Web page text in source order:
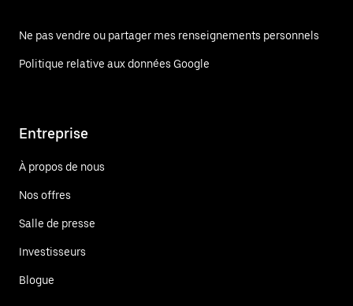
Ne pas vendre ou partager mes renseignements personnels
Politique relative aux données Google
Entreprise
À propos de nous
Nos offres
Salle de presse
Investisseurs
Blogue